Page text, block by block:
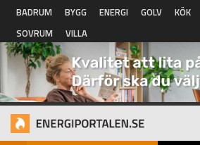
Hoppa till huvudinnehåll
BADRUM BYGG ENERGI GOLV KÖK
SOVRUM
VILLA